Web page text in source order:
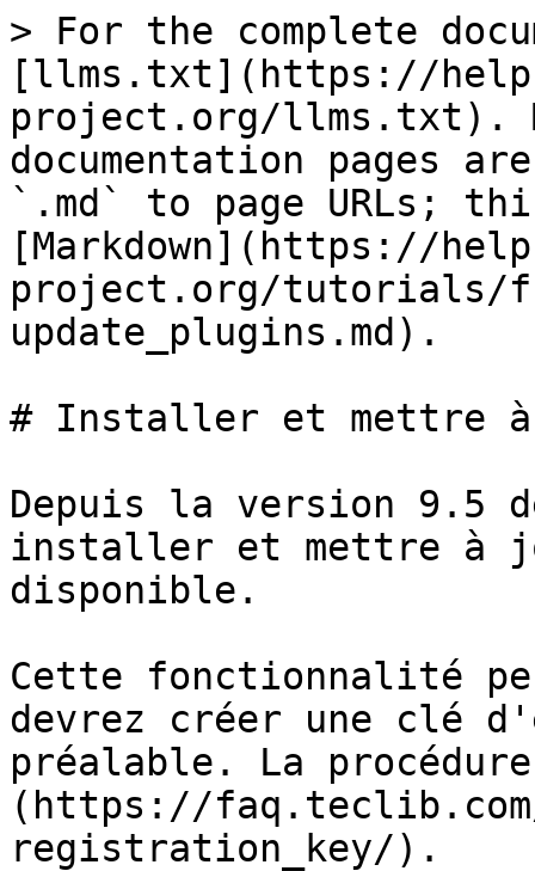
> For the complete
[llms.txt](https://
project.org/llms.txt).
documentation pages
`.md` to page URLs;
[Markdown](https://
project.org/
update_plugins.md).
# Installer et mettre
Depuis la version 9.5
installer et mettre à
disponible.
Cette fonctionnalité
devrez créer une clé
préalable. La
(https://faq.teclib.com/
registration_key/).